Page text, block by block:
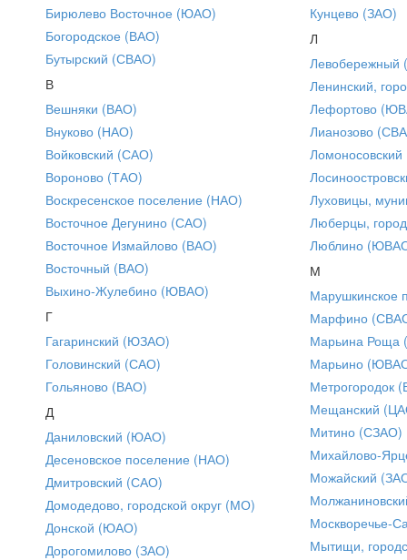
Бирюлево Восточное (ЮАО)
Богородское (ВАО)
Бутырский (СВАО)
В
Вешняки (ВАО)
Внуково (НАО)
Войковский (САО)
Вороново (ТАО)
Воскресенское поселение (НАО)
Восточное Дегунино (САО)
Восточное Измайлово (ВАО)
Восточный (ВАО)
Выхино-Жулебино (ЮВАО)
Г
Гагаринский (ЮЗАО)
Головинский (САО)
Гольяново (ВАО)
Д
Даниловский (ЮАО)
Десеновское поселение (НАО)
Дмитровский (САО)
Домодедово, городской округ (МО)
Донской (ЮАО)
Дорогомилово (ЗАО)
Кунцево (ЗАО)
Л
Ленинский,
Лефортово
Лианозово
Луховицы,
Люберцы,
Люблино
М
Марушкинское
Марфино
Марьина Роща
Марьино
Метрогородок
Мещанский
Митино (СЗАО)
Михайлово-
Можайский
Москворечье-
Мытищи,